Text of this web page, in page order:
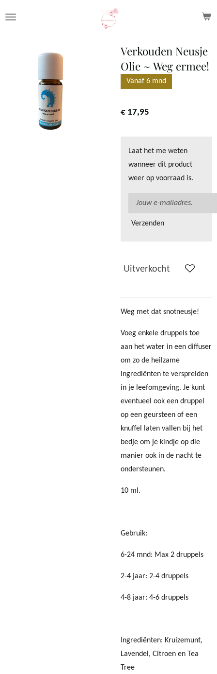
Verkouden Neusje
Olie ~ Weg ermee!
Vanaf 6 mnd
€ 17,95
Laat het me weten
wanneer dit product
weer op voorraad is.
Verzenden
Uitverkocht
Weg met dat snotneusje!
Voeg enkele druppels toe
aan het water in een diffuser
om zo de heilzame
ingrediënten te verspreiden
in je leefomgeving. Je kunt
eventueel ook een druppel
op een geursteen of een
knuffel laten vallen bij het
bedje om je kindje op die
manier ook in de nacht te
ondersteunen.
10 ml.
Gebruik:
6-24 mnd: Max 2 druppels
2-4 jaar: 2-4 druppels
4-8 jaar: 4-6 druppels
Ingrediënten: Kruizemunt,
Lavendel, Citroen en Tea
Tree